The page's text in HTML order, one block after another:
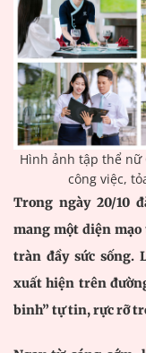
Hình ảnh tập thể nữ
công việc,
Trong ngày 20/10
mang một diện mạo
tràn đầy sức sống.
xuất hiện trên
binh” tự tin, rực rỡ